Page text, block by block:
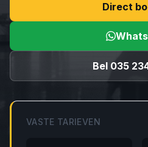
Direct
Bel 035
VASTE TARIEVEN